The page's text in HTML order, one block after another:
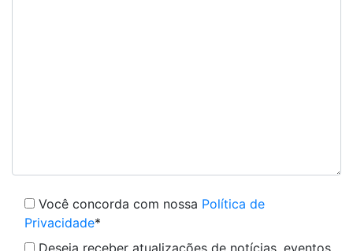
Você concorda com nossa Política de
Privacidade*
Deseja receber atualizações de notícias, eventos